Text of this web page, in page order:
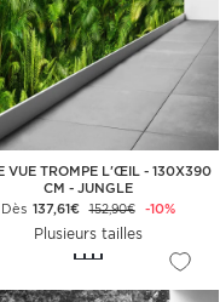
VUE TROMPE L'ŒIL - 130X390
CM - JUNGLE
Dès 137,61€ 152,90€ -10%
Plusieurs tailles